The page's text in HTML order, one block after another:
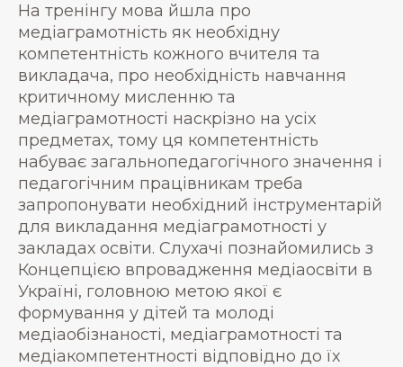
На тренінгу мова йшла про
медіаграмотність як необхідну
компетентність кожного вчителя та
викладача, про необхідність навчання
критичному мисленню та
медіаграмотності наскрізно на усіх
предметах, тому ця компетентність
набуває загальнопедагогічного значення і
педагогічним працівникам треба
запропонувати необхідний інструментарій
для викладання медіаграмотності у
закладах освіти. Слухачі познайомились з
Концепцією впровадження медіаосвіти в
Україні, головною метою якої є
формування у дітей та молоді
медіаобізнаності, медіаграмотності та
медіакомпетентності відповідно до їх